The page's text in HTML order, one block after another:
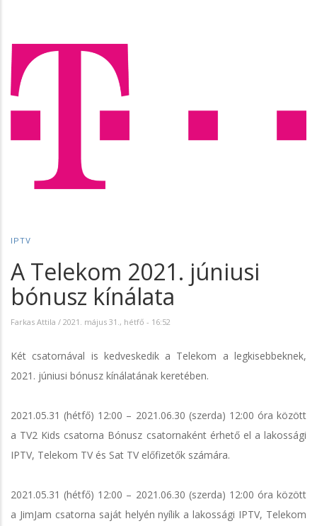
IPTV
A Telekom 2021. júniusi
bónusz kínálata
Farkas Attila / 2021. május 31., hétfő - 16:52
Két csatornával is kedveskedik a Telekom a legkisebbeknek,
2021. júniusi bónusz kínálatának keretében.
2021.05.31 (hétfő) 12:00 – 2021.06.30 (szerda) 12:00 óra között
a TV2 Kids csatorna Bónusz csatornaként érhető el a lakossági
IPTV, Telekom TV és Sat TV előfizetők számára.
2021.05.31 (hétfő) 12:00 – 2021.06.30 (szerda) 12:00 óra között
a JimJam csatorna saját helyén nyílik a lakossági IPTV, Telekom